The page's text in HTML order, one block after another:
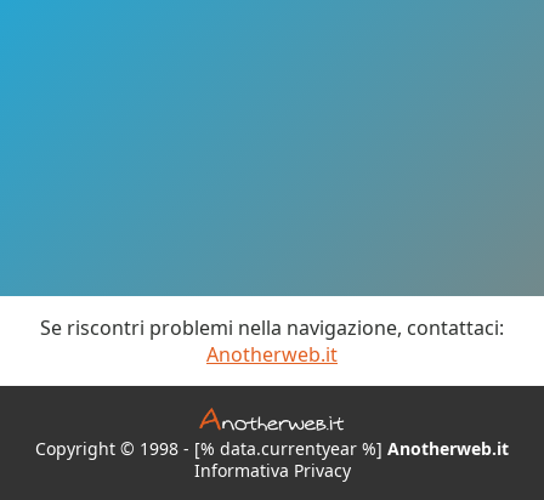
Se riscontri problemi nella navigazione, contattaci:
Anotherweb.it
Copyright © 1998 - [% data.currentyear %] Anotherweb.it
Informativa Privacy